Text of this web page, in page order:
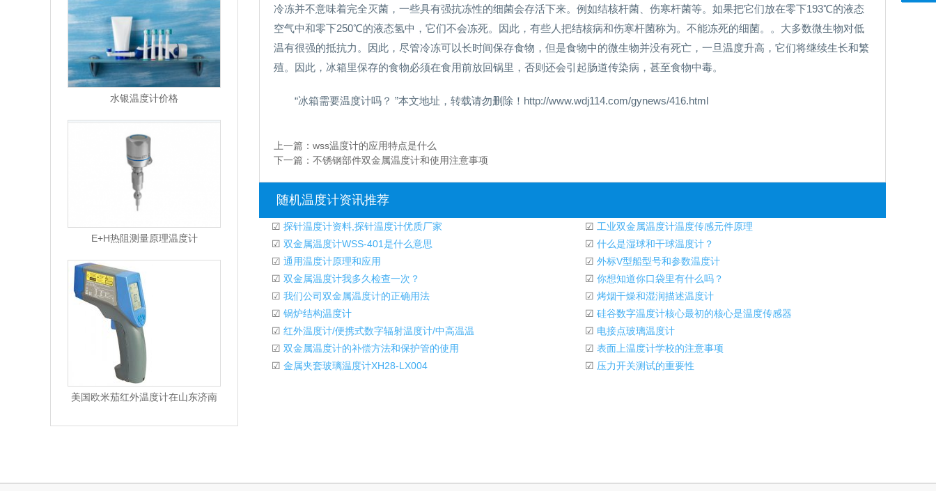
水银温度计价格
E+H热阻测量原理温度计
美国欧米茄红外温度计在山东济南
冷冻并不意味着完全灭菌，一些具有强抗冻性的细菌会存活下来。例如结核杆菌、伤寒杆菌等。如果把它们放在零下193℃的液态
空气中和零下250℃的液态氢中，它们不会冻死。因此，有些人把结核病和伤寒杆菌称为。不能冻死的细菌。。大多数微生物对低
温有很强的抵抗力。因此，尽管冷冻可以长时间保存食物，但是食物中的微生物并没有死亡，一旦温度升高，它们将继续生长和繁
殖。因此，冰箱里保存的食物必须在食用前放回锅里，否则还会引起肠道传染病，甚至食物中毒。
“冰箱需要温度计吗？ ”本文地址，转载请勿删除！http://www.wdj114.com/gynews/416.html
上一篇： wss温度计的应用特点是什么
下一篇： 不锈钢部件双金属温度计和使用注意事项
随机温度计资讯推荐
☑ 探针温度计资料,探针温度计优质厂家 ☑ 工业双金属温度计温度传感元件原理
☑ 双金属温度计WSS-401是什么意思 ☑ 什么是湿球和干球温度计？
☑ 通用温度计原理和应用 ☑ 外标V型船型号和参数温度计
☑ 双金属温度计我多久检查一次？ ☑ 你想知道你口袋里有什么吗？
☑ 我们公司双金属温度计的正确用法 ☑ 烤烟干燥和湿润描述温度计
☑ 锅炉结构温度计 ☑ 硅谷数字温度计核心最初的核心是温度传感器
☑ 红外温度计/便携式数字辐射温度计/中高温温 ☑ 电接点玻璃温度计
☑ 双金属温度计的补偿方法和保护管的使用 ☑ 表面上温度计学校的注意事项
☑ 金属夹套玻璃温度计XH28-LX004 ☑ 压力开关测试的重要性